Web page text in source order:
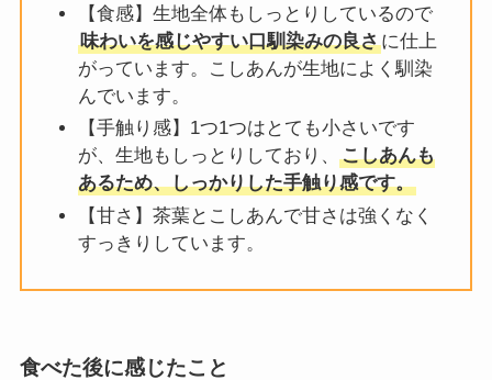
【食感】生地全体もしっとりしているので
味わいを感じやすい口馴染みの良さに仕上
がっています。こしあんが生地によく馴染
んでいます。
【手触り感】1つ1つはとても小さいです
が、生地もしっとりしており、
こしあんも
あるため、しっかりした手触り感です。
【甘さ】茶葉とこしあんで甘さは強くなく
すっきりしています。
食べた後に感じたこと